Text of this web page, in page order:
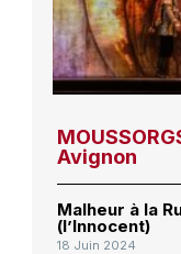
Avignon
Malheur à la
(l’Innocent)
18 Juin 2024